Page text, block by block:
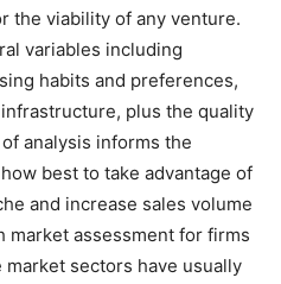
the viability of any venture.
variables including
habits and preferences,
plus the quality
analysis informs the
best to take advantage of
and increase sales volume
market assessment for firms
sectors have usually